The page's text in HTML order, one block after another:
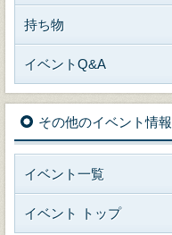
持ち物
イベントQ&A
その他のイベント情報
イベント一覧
イベント トップ